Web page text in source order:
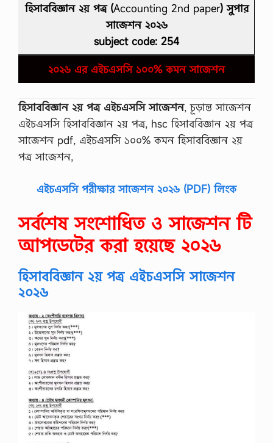
হিসাববিজ্ঞান ২য় পত্র (Accounting 2nd paper) সুপার
সাজেশন ২০২৬
subject code: 254
২০২৬ এর এইচএসসি ১০০% কমন সাজেশন
হিসাববিজ্ঞান ২য় পত্র এইচএসসি সাজেশন, চূড়ান্ত সাজেশন
এইচএসসি হিসাববিজ্ঞান ২য় পত্র, hsc হিসাববিজ্ঞান ২য় পত্র
সাজেশন pdf, এইচএসসি ১০০% কমন হিসাববিজ্ঞান ২য়
পত্র সাজেশন,
এইচএসসি পরীক্ষার সাজেশন ২০২৬ (PDF) লিংক
সর্বশেষ সংশোধিত ও সাজেশন টি
আপডেটের করা হয়েছে ২০২৬
হিসাববিজ্ঞান ২য় পত্র এইচএসসি সাজেশন
২০২৬